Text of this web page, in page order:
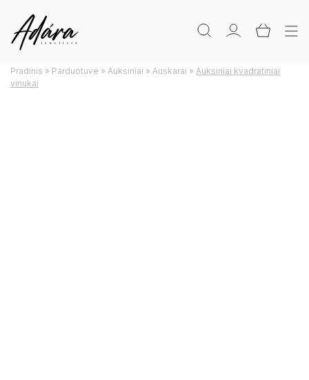
Pradinis » Parduotuve » Auksiniai » Auskarai » Auksiniai kvadratiniai
vinukai